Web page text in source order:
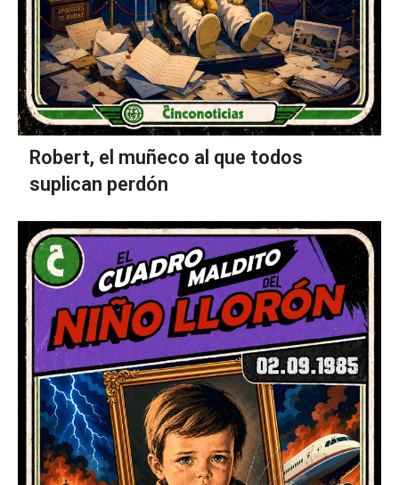
Robert, el muñeco al que todos
suplican perdón